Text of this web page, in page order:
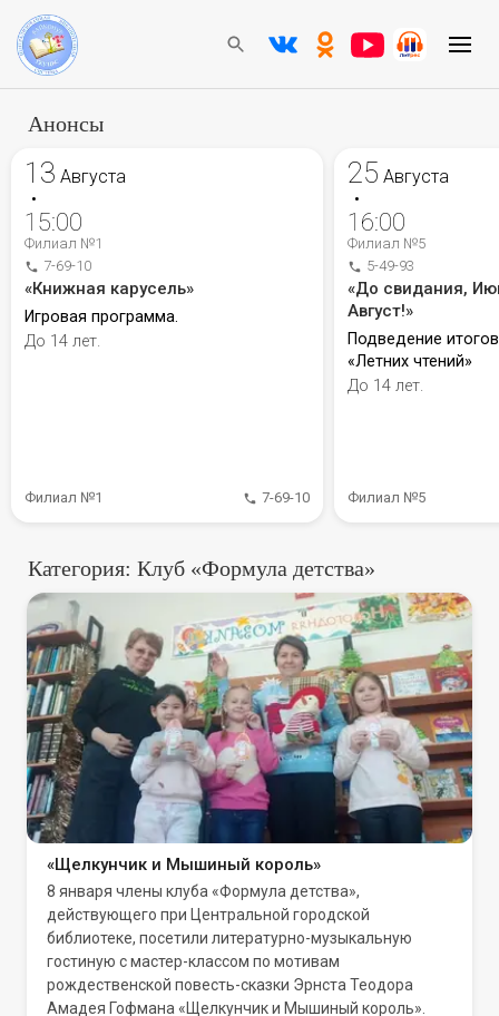
Анонсы
13 Августа
•
15:00
Филиал №1
7-69-10
«Книжная карусель»
Игровая программа.
До 14 лет.
Филиал №1 7-69-10
25 Августа
•
16:00
Филиал №5
5-49-93
«До свидания,
Август!»
Подведение
«Летних чтений»
До 14 лет.
Филиал №5
Категория: Клуб «Формула детства»
«Щелкунчик и Мышиный король»
8 января члены клуба «Формула детства»,
действующего при Центральной городской
библиотеке, посетили литературно-музыкальную
гостиную с мастер-классом по мотивам
рождественской повесть-сказки Эрнста Теодора
Амадея Гофмана «Щелкунчик и Мышиный король».